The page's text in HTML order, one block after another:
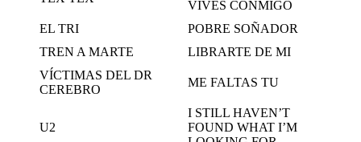
VIVES CONMIGO
EL TRI
POBRE SOÑADOR
TREN A MARTE
LIBRARTE DE MI
VÍCTIMAS DEL DR
CEREBRO
ME FALTAS TU
U2
I STILL HAVEN’T
FOUND WHAT I’M